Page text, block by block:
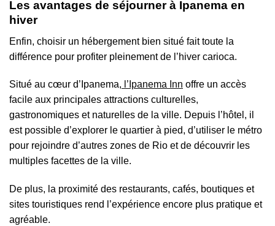
Les avantages de séjourner à Ipanema en
hiver
Enfin, choisir un hébergement bien situé fait toute la
différence pour profiter pleinement de l’hiver carioca.
Situé au cœur d’Ipanema, l’Ipanema Inn offre un accès
facile aux principales attractions culturelles,
gastronomiques et naturelles de la ville. Depuis l’hôtel, il
est possible d’explorer le quartier à pied, d’utiliser le métro
pour rejoindre d’autres zones de Rio et de découvrir les
multiples facettes de la ville.
De plus, la proximité des restaurants, cafés, boutiques et
sites touristiques rend l’expérience encore plus pratique et
agréable.